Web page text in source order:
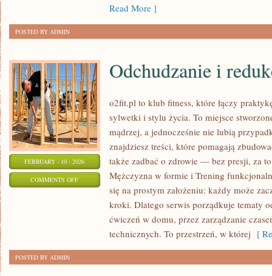
Read More ]
POSTED BY ADMIN
FEBRUARY - 10 - 2026
COMMENTS OFFON
ODCHUDZANIE
Odchudzanie i
o2fit.pl to klub fitness, które łączy
sylwetki i stylu życia. To miejsce
mądrzej, a jednocześnie nie lubią
znajdziesz treści, które pomagają
także zadbać o zdrowie — bez presji, za
Mężczyzna w formie i Trening
się na prostym założeniu: każdy może
kroki. Dlatego serwis porządkuje tematy
ćwiczeń w domu, przez zarządzanie
technicznych. To przestrzeń, w której [
POSTED BY ADMIN